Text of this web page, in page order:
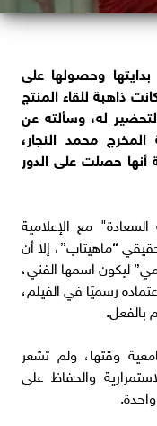
وحصولها على
ذاهبة للقاء المنتج
له، وسألته عن
محمد النجار،
حصلت على الدور
مع الإعلامية
“ماهيتاب”، إلا أن
ليكون اسمها الفني،
رسميًا في الفيلم،
بالفعل.
وقتها، ولم تشعر
والحفاظ على